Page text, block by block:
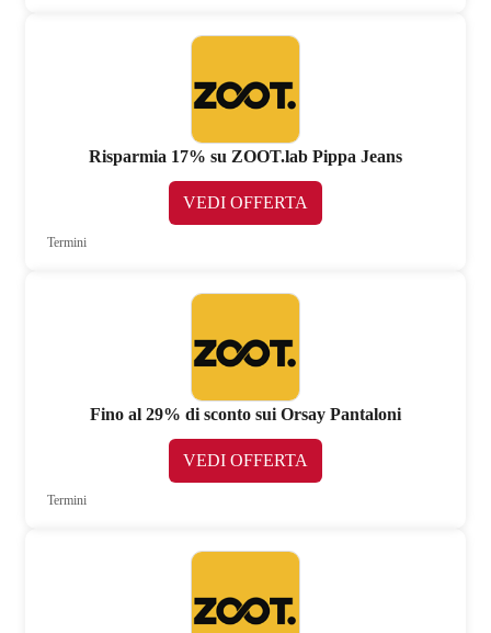
Risparmia 17% su ZOOT.lab Pippa Jeans
VEDI OFFERTA
Termini
Fino al 29% di sconto sui Orsay Pantaloni
VEDI OFFERTA
Termini